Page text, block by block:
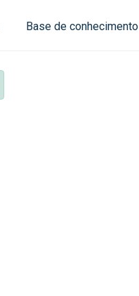
Base de conhecimento